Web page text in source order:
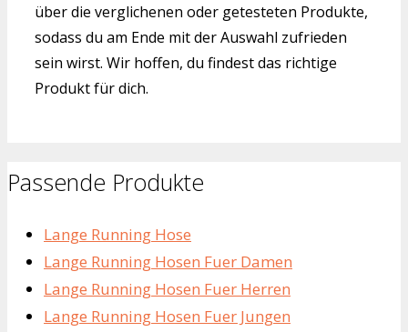
über die verglichenen oder getesteten Produkte,
sodass du am Ende mit der Auswahl zufrieden
sein wirst. Wir hoffen, du findest das richtige
Produkt für dich.
Passende Produkte
Lange Running Hose
Lange Running Hosen Fuer Damen
Lange Running Hosen Fuer Herren
Lange Running Hosen Fuer Jungen